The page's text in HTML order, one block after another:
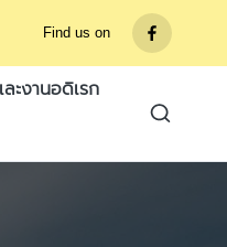
Find us on
รายการ
เมนู
ะงานอดิเรก